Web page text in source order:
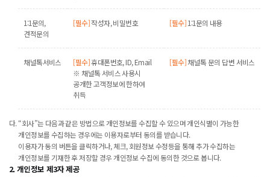
1:1문의,
견적문의
[필수]작성자, 비밀번호 [필수]1:1문의 내용
채널톡서비스 [필수]휴대폰번호, ID, Email
※ 채널톡 서비스 사용시
공개한 고객정보에 한하여
취득
[필수]채널톡 문의 답변 서비스
“회사”는 다음과 같은 방법으로 개인정보를 수집할 수 있으며 개인식별이 가능한
개인정보를 수집하는 경우에는 이용자로부터 동의를 받습니다.
이용자가 동의 버튼을 클릭하거나, 체크, 회원정보 수정등을 통해 추가 수집하는
개인정보를 기재한 후 저장할 경우 개인정보 수집에 동의한 것으로 봅니다.
2. 개인정보 제3자 제공